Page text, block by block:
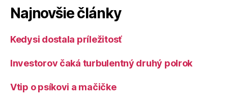
Najnovšie články
Kedysi dostala príležitosť
Investorov čaká turbulentný druhý polrok
Vtip o psíkovi a mačičke